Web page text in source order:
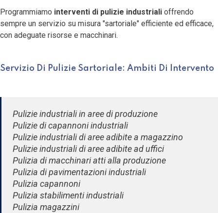
Programmiamo interventi di pulizie industriali offrendo
sempre un servizio su misura "sartoriale" efficiente ed efficace,
con adeguate risorse e macchinari.
Servizio Di Pulizie Sartoriale: Ambiti Di Intervento
Pulizie industriali in aree di produzione
Pulizie di capannoni industriali
Pulizie industriali di aree adibite a magazzino
Pulizie industriali di aree adibite ad uffici
Pulizia di macchinari atti alla produzione
Pulizia di pavimentazioni industriali
Pulizia capannoni
Pulizia stabilimenti industriali
Pulizia magazzini